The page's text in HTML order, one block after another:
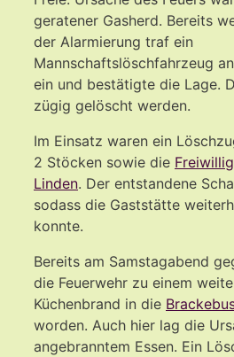
geratener Gasherd. Bereits
der Alarmierung traf ein
Mannschaftslöschfahrzeug
ein und bestätigte die Lage.
zügig gelöscht werden.
Im Einsatz waren ein
2 Stöcken sowie die
Linden. Der entstandene
sodass die Gaststätte
konnte.
Bereits am Samstagabend
die Feuerwehr zu einem
Küchenbrand in die
worden. Auch hier lag die
angebranntem Essen. Ein